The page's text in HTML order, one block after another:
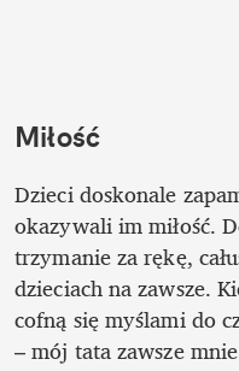
Miłość
Dzieci doskonale
okazywali im miłość.
trzymanie za rękę,
dzieciach na zawsze.
cofną się myślami do
– mój tata zawsze